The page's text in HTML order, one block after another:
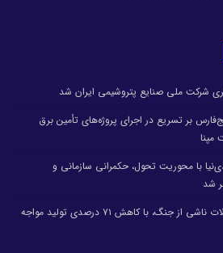
شرکت ملی صنایع پتروشیمی ایران شد
بر تسریع در اجرای پروژه‌های تأمین برق
با محوریت تحول، حکمرانی سازمانی و
شد
پتروشیمی اروند پس از اختلالات ناشی از جنگ، با کاهش ۷۱ درصدی تولید مواجه